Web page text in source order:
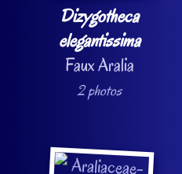
Dizygotheca
elegantissima
Faux Aralia
2 photos